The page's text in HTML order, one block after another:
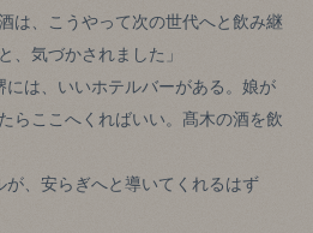
は、こうやって次の世代へと飲み継
、気づかされました」
は、いいホテルバーがある。娘が
らここへくればいい。髙木の酒を飲
、安らぎへと導いてくれるはず